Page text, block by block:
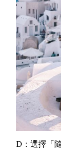
D：選擇「隨